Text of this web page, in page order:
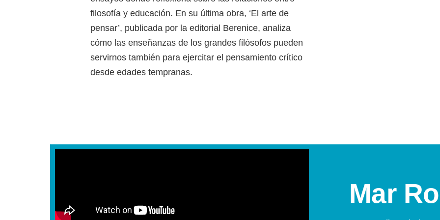
filosofía y educación. En su última obra, ‘El arte de
pensar’, publicada por la editorial Berenice, analiza
cómo las enseñanzas de los grandes filósofos pueden
servirnos también para ejercitar el pensamiento crítico
desde edades tempranas.
Mar